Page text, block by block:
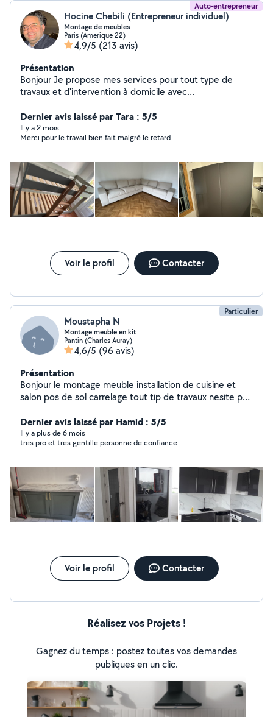
Auto-entrepreneur
Hocine Chebili (Entrepreneur individuel)
Montage de meubles
Paris (Amerique 22)
4,9/5 (213 avis)
Présentation
Bonjour Je propose mes services pour tout type de
travaux et d'intervention à domicile avec
PRESTATION PROPOSÉE .Montage et démontage de
touts types de meubles EKEA,Conforama ,but,etc)
.Aide au déménagement: Manutention,transport
(assiettes,verres ,lustres etc ) Fixation murale
meuble,tableaux ,tringles à rideaux ,tv etc .TRAVAUX DE
RÉNOVATION : -penture -carrelages -petit travaux de
bricolage INSTALLATION DE SYSTÈMES DE SÉCURITÉ : -
caméra de surveillance -systèmes de protection d'accès
.ponctuel,sérieux et soigné .Matériel professionnel
Déplacement rapide sur Paris et île de France
CONTACT Disponible touts les jours N'hésitez pas à me
Dernier avis laissé par Tara : 5/5
Il y a 2 mois
Merci pour le travail bien fait malgré le retard
Voir le profil Contacter
Particulier
Moustapha N
Montage meuble en kit
Pantin (Charles Auray)
4,6/5 (96 avis)
Présentation
Bonjour le montage meuble installation de cuisine et
salon pos de sol carrelage tout tip de travaux nesite pas
Dernier avis laissé par Hamid : 5/5
Il y a plus de 6 mois
tres pro et tres gentille personne de confiance
Voir le profil Contacter
Réalisez vos Projets !
Gagnez du temps : postez toutes vos demandes
publiques en un clic.